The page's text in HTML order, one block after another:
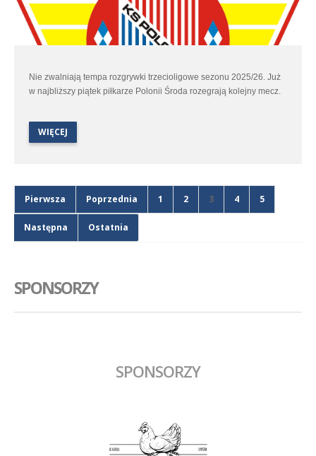
Nie zwalniają tempa rozgrywki trzecioligowe sezonu 2025/26. Już
w najbliższy piątek piłkarze Polonii Środa rozegrają kolejny mecz.
derbach Wielkopolski podejmą na własnym boisku Unię Swarzędz.
WIĘCEJ
Pierwsza Poprzednia 1 2 3 4 5
Następna Ostatnia
SPONSORZY
SPONSORZY